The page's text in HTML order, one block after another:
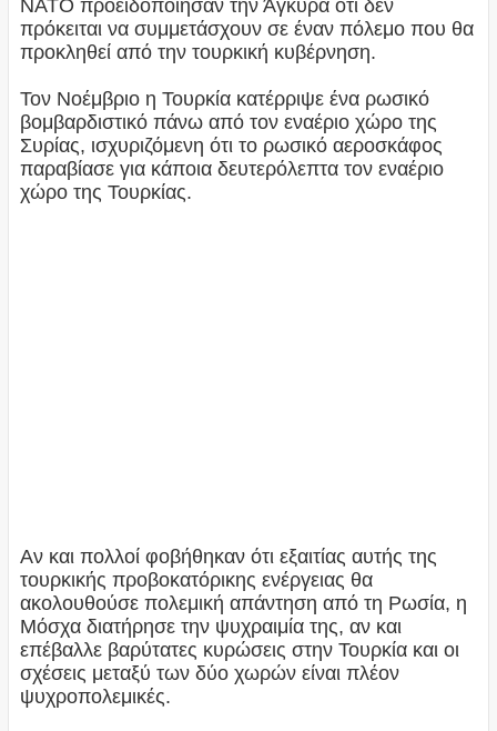
ΝΑΤΟ προειδοποίησαν την Άγκυρα ότι δεν
πρόκειται να συμμετάσχουν σε έναν πόλεμο που θα
προκληθεί από την τουρκική κυβέρνηση.
Τον Νοέμβριο η Τουρκία κατέρριψε ένα ρωσικό
βομβαρδιστικό πάνω από τον εναέριο χώρο της
Συρίας, ισχυριζόμενη ότι το ρωσικό αεροσκάφος
παραβίασε για κάποια δευτερόλεπτα τον εναέριο
χώρο της Τουρκίας.
Αν και πολλοί φοβήθηκαν ότι εξαιτίας αυτής της
τουρκικής προβοκατόρικης ενέργειας θα
ακολουθούσε πολεμική απάντηση από τη Ρωσία, η
Μόσχα διατήρησε την ψυχραιμία της, αν και
επέβαλλε βαρύτατες κυρώσεις στην Τουρκία και οι
σχέσεις μεταξύ των δύο χωρών είναι πλέον
ψυχροπολεμικές.